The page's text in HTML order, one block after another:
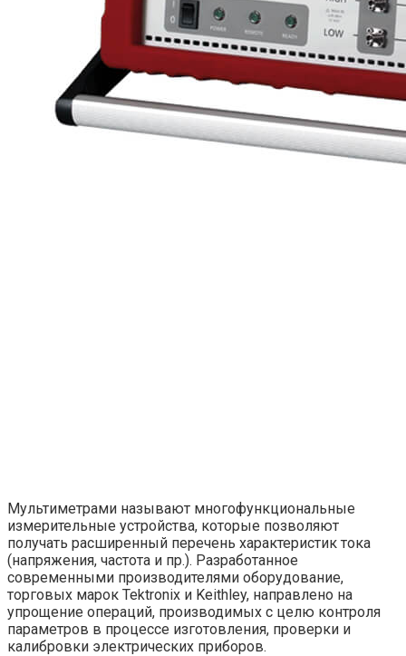
Мультиметрами называют многофункциональные
измерительные устройства, которые позволяют
получать расширенный перечень характеристик тока
(напряжения, частота и пр.). Разработанное
современными производителями оборудование,
торговых марок Tektronix и Keithley, направлено на
упрощение операций, производимых с целю контроля
параметров в процессе изготовления, проверки и
калибровки электрических приборов.